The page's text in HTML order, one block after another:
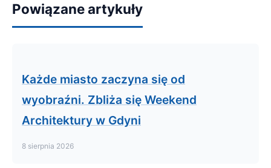
Powiązane artykuły
Każde miasto zaczyna się od
wyobraźni. Zbliża się Weekend
Architektury w Gdyni
8 sierpnia 2026